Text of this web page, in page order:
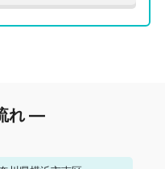
れ ―